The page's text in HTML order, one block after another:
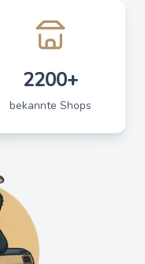
2200+
bekannte Shops